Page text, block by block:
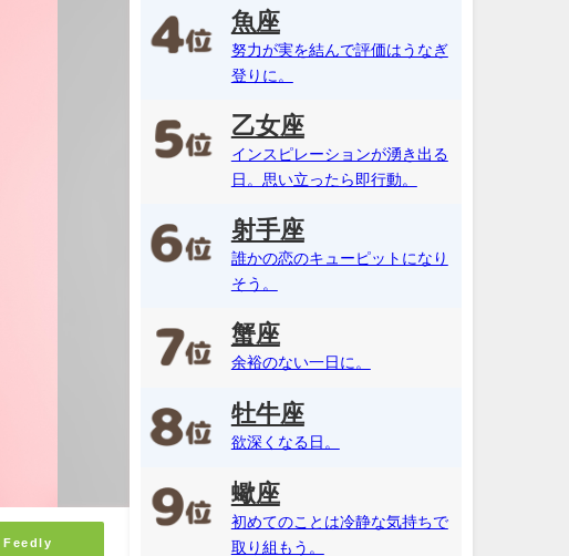
Feedly
魚座
努力が実を結んで評価はうなぎ
登りに。
乙女座
インスピレーションが湧き出る
日。思い立ったら即行動。
射手座
誰かの恋のキューピットになり
そう。
蟹座
余裕のない一日に。
牡牛座
欲深くなる日。
蠍座
初めてのことは冷静な気持ちで
取り組もう。